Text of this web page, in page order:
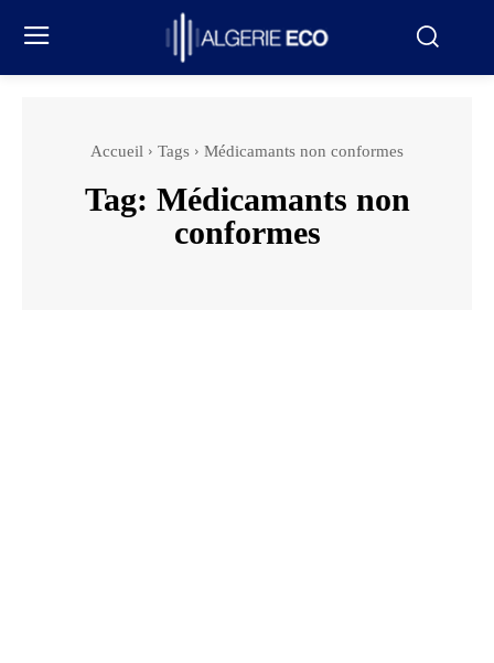
Accueil Tags Médicamants non conformes
Tag: Médicamants non
conformes